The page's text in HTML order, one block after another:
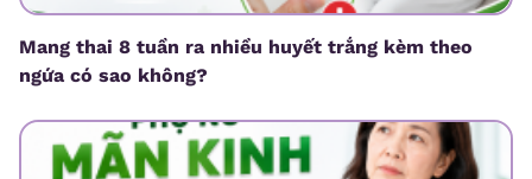
Mang thai 8 tuần ra nhiều huyết trắng kèm theo
ngứa có sao không?